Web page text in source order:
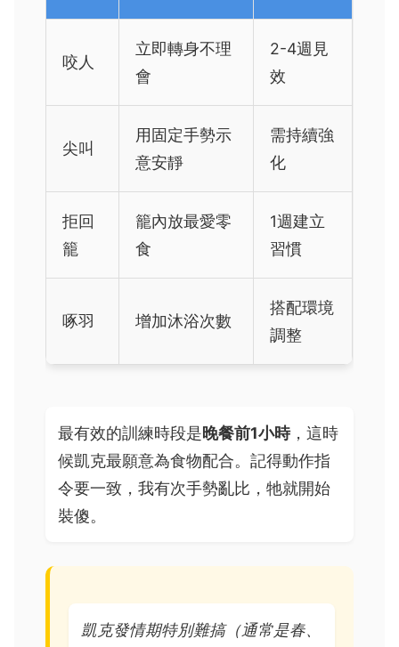
咬人
立即轉身不理
會
2-4週見
效
尖叫
用固定手勢示
意安靜
需持續強
化
拒回
籠
籠內放最愛零
食
1週建立
習慣
啄羽 增加沐浴次數
搭配環境
調整
最有效的訓練時段是晚餐前1小時，這時
候凱克最願意為食物配合。記得動作指
令要一致，我有次手勢亂比，牠就開始
裝傻。
凱克發情期特別難搞（通常是春、